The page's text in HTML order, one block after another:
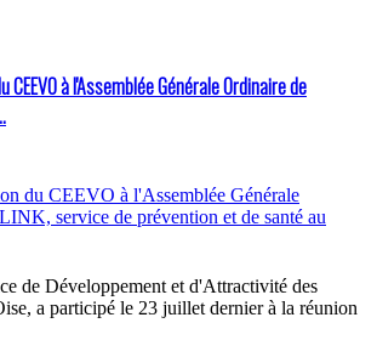
à l'Assemblée Générale Ordinaire de
de Développement et d'Attractivité des
a participé le 23 juillet dernier à la réunion